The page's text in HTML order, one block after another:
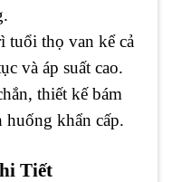
tuổi thọ van kể cả
và áp suất cao.
thiết kế bám
huống khẩn cấp.
Tiết